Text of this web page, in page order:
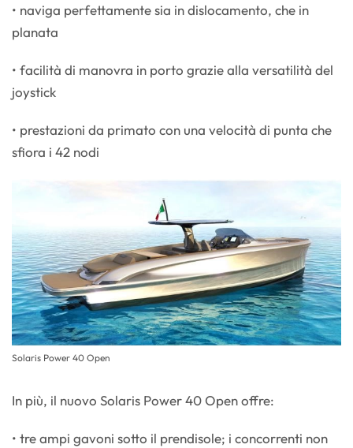
• naviga perfettamente sia in dislocamento, che in
planata
• facilità di manovra in porto grazie alla versatilità del
joystick
• prestazioni da primato con una velocità di punta che
sfiora i 42 nodi
Solaris Power 40 Open
In più, il nuovo Solaris Power 40 Open offre:
• tre ampi gavoni sotto il prendisole; i concorrenti non